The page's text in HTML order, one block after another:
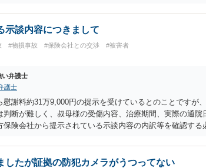
示談内容につきまして
#物損事故 #保険会社との交渉 #被害者
い弁護士
護士
慰謝料約31万9,000円の提示を受けているとのことですが
判断が難しく、叔母様の受傷内容、治療期間、実際の通院
保険会社から提示されている示談内容の内訳等を確認する
報を準備した上で、弁護士に個別に相談することをお勧
示談金額の提示書類 ・叔母様の診断名、けがの内容 ・治
したが証拠の防犯カメラがうつってない